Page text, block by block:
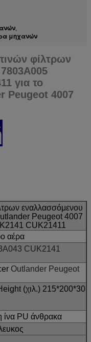
,
μηχανών
φίλτρων
για το
Peugeot 4007
εναλλασσόμενου
Peugeot 4007
CUK21411
αέρα
CUK2141
Outlander Peugeot
(χιλ.) 215*200*30
ίνα PU άνθρακα